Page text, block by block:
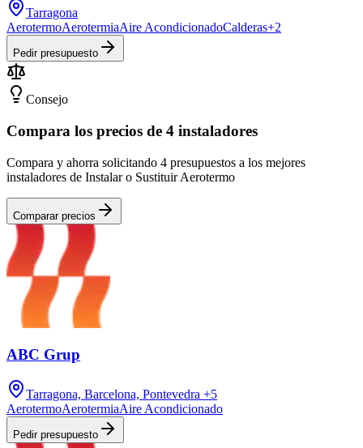
Tarragona
AerotermoAerotermiaAire AcondicionadoCalderas+2
Pedir presupuesto
Consejo
Compara los precios de 4 instaladores
Compara y ahorra solicitando 4 presupuestos a los mejores
instaladores de Instalar o Sustituir Aerotermo
Comparar precios
ABC Grup
Tarragona, Barcelona, Pontevedra +5
AerotermoAerotermiaAire Acondicionado
Pedir presupuesto